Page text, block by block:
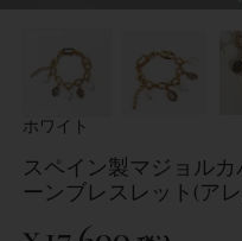
ホワイト
スペイン製マジョル
ーンブレスレット(ア